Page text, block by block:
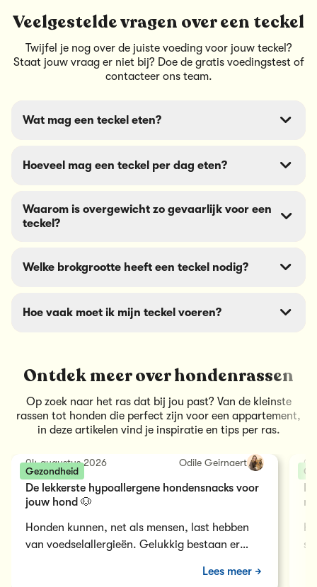
Veelgestelde vragen over een teckel
Twijfel je nog over de juiste voeding voor jouw teckel?
Staat jouw vraag er niet bij? Doe de gratis voedingstest of
contacteer ons team.
Wat mag een teckel eten?
Een teckel eet het best volwaardige voeding met
lees je in de beste ingrediënten voor hondenvoeding.
Hoeveel mag een teckel per dag eten?
Een volwassen teckel van 7 tot 9 kg heeft doorgaans
twee maaltijden per dag nodig. De exacte hoeveelheid
hoe vaak.
Waarom is overgewicht zo gevaarlijk voor een
teckel?
Door zijn lange rug belast elke extra kilo de
belangrijk. Ontdek hier hoe jeovergewicht aanpakt .
Welke brokgrootte heeft een teckel nodig?
Een kleine, hapklare brok past het best bij het gebit
Hoe vaak moet ik mijn teckel voeren?
Ontdek meer over hondenrassen
Op zoek naar het ras dat bij jou past? Van de kleinste
rassen tot honden die perfect zijn voor een appartement,
in deze artikelen vind je inspiratie en tips per ras.
Gezondheid
04 augustus 2026 Odile Geirnaert
De lekkerste hypoallergene hondensnacks voor
jouw hond 🐶
Honden kunnen, net als mensen, last hebben
van voedselallergieën. Gelukkig bestaan er
Lees meer
04